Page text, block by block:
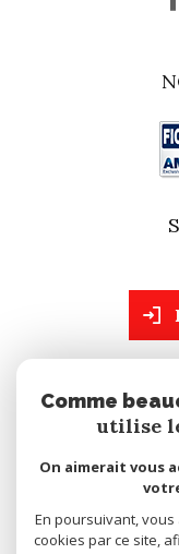
© 2026 | Tous droits
Plan du site
Comme
utilise
On aimerait vous
En poursuivant,
cookies par ce site,